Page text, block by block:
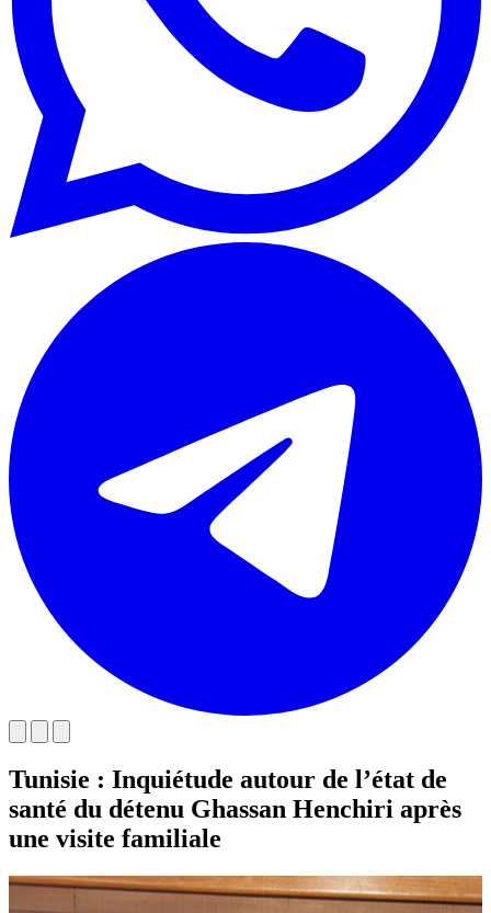
Tunisie : Inquiétude autour de l’état de
santé du détenu Ghassan Henchiri après
une visite familiale